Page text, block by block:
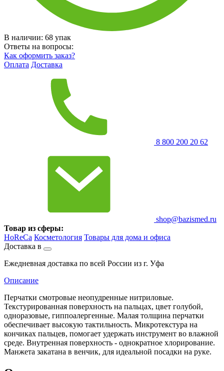
В наличии: 68 упак
Ответы на вопросы:
Как оформить заказ?
Оплата Доставка
8 800 200 20 62
shop@bazismed.ru
Товар из сферы:
HoReCa Косметология Товары для дома и офиса
Доставка в
Ежедневная доставка по всей России из г. Уфа
Описание
Перчатки смотровые неопудренные нитриловые.
Текстурированная поверхность на пальцах, цвет голубой,
одноразовые, гиппоалергенные. Малая толщина перчатки
обеспечивает высокую тактильность. Микротекстура на
кончиках пальцев, помогает удержать инструмент во влажной
среде. Внутренная поверхность - однократное хлорирование.
Манжета закатана в венчик, для идеальной посадки на руке.